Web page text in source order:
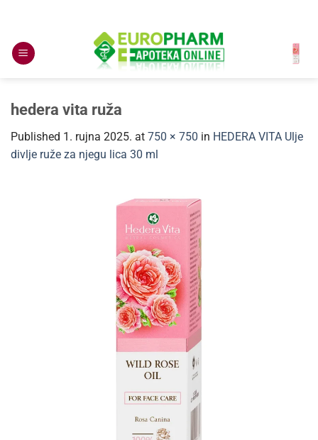
content
hedera vita ruža
Published 1. rujna 2025. at 750 × 750 in HEDERA VITA Ulje
divlje ruže za njegu lica 30 ml